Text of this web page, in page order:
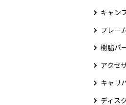
キャン
フレー
樹脂パ
アクセ
キャリ
ディス